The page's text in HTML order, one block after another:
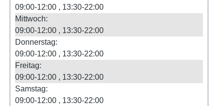
09:00-12:00
13:30-22:00
Mittwoch:
09:00-12:00
13:30-22:00
Donnerstag:
09:00-12:00
13:30-22:00
Freitag:
09:00-12:00
13:30-22:00
Samstag:
09:00-12:00
13:30-22:00